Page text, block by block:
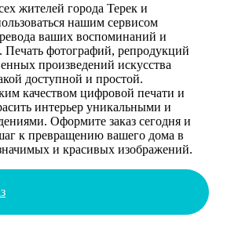
жителей города Терек и
нашим сервисом
ваших воспоминаний и
Печать фотографий, репродукций
произведений искусства
доступной и простой.
качеством цифровой печати и
интерьер уникальными и
Оформите заказ сегодня и
к превращению вашего дома в
и красивых изображений.